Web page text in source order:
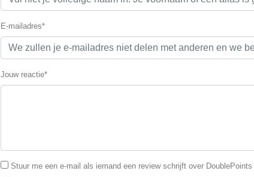
E-mailadres*
Jouw reactie*
Stuur me een e-mail als iemand een review schrijft over DoublePoints